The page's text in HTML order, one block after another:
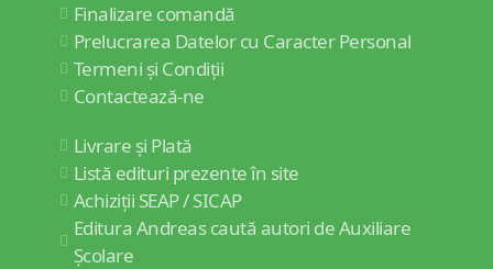
Finalizare comandă
Prelucrarea Datelor cu Caracter Personal
Termeni și Condiții
Contactează-ne
Livrare și Plată
Listă edituri prezente în site
Achiziții SEAP / SICAP
Editura Andreas caută autori de Auxiliare
Școlare